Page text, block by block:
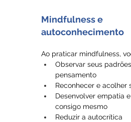
Mindfulness e
autoconhecimento
Ao praticar mindfulness,
Observar seus
pensamento
Reconhecer e acolher
Desenvolver empatia
consigo mesmo
Reduzir a autocrítica